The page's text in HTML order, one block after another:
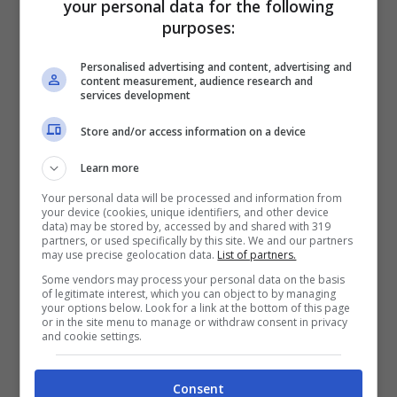
pronta per il prossimo utilizzo.
Non dimenticate, inoltre, l’importanza di una
pulizia settimanale conacqua e aceto bianco
per eliminare odori e mantenere il piano in
condizioni ottimali.
Le incrostazioni rappresentano una sfida
notevole nella pulizia dei piani a induzione.
L’uso di unraschietto apposito, fornito con il
piano, insieme aprodotti specifici o a una
soluzione diacqua e aceto, permette di
affrontare anche le macchie più ostinate.
È cruciale lasciare agire il detergente per
your personal data for the following
purposes:
Personalised advertising and content, advertising and
content measurement, audience research and
services development
Store and/or access information on a device
Learn more
Your personal data will be processed and information from
your device (cookies, unique identifiers, and other device
data) may be stored by, accessed by and shared with 319
partners, or used specifically by this site. We and our partners
may use precise geolocation data. List of partners.
Some vendors may process your personal data on the basis
of legitimate interest, which you can object to by managing
your options below. Look for a link at the bottom of this page
or in the site menu to manage or withdraw consent in privacy
and cookie settings.
Consent